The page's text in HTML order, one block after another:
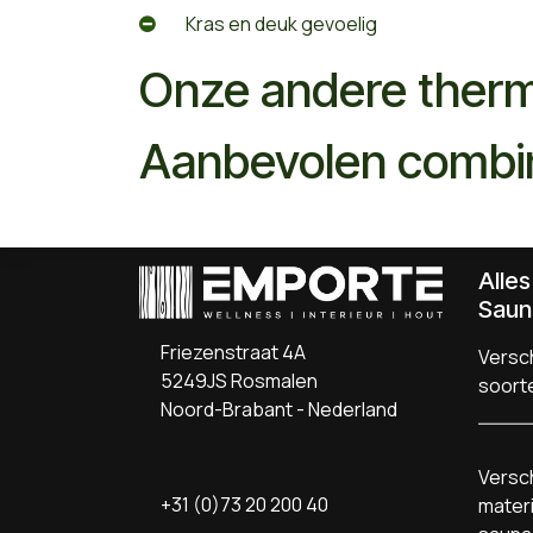
​Kras en deuk gevoelig
Onze andere
Aanbevolen
Friezenstraat 4A
5249JS Rosmalen
Noord-Brabant - Nederland
+31 (0)73 20 200 40